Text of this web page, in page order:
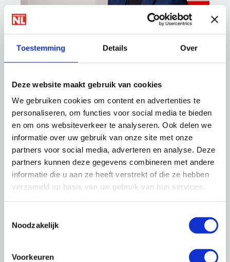
Toestemming Details Over
Deze website maakt gebruik van cookies
We gebruiken cookies om content en advertenties te
personaliseren, om functies voor social media te bieden
en om ons websiteverkeer te analyseren. Ook delen we
informatie over uw gebruik van onze site met onze
partners voor social media, adverteren en analyse. Deze
partners kunnen deze gegevens combineren met andere
informatie die u aan ze heeft verstrekt of die ze hebben
verzameld op basis van uw gebruik van hun services.
Noodzakelijk
Voorkeuren
Regiomanager Zuid
e.vanspronsen@onderhoudnl.nl